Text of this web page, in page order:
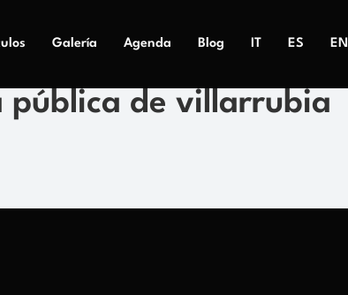
Galería Agenda Blog IT ES EN
pública de villarrubia